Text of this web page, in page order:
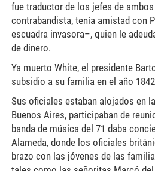
fue traductor de los jefes de
contrabandista, tenía amistad con
escuadra invasora–, quien le
de dinero.
Ya muerto White, el presidente
subsidio a su familia en el año
Sus oficiales estaban alojados en
Buenos Aires, participaban de
banda de música del 71 daba
Alameda, donde los oficiales
brazo con las jóvenes de las